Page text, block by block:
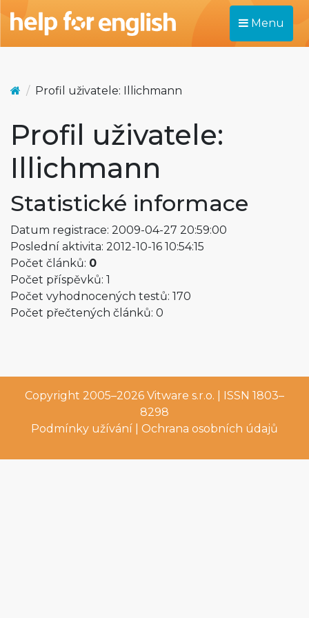
Menu
Profil uživatele: Illichmann
Profil uživatele:
Illichmann
Statistické informace
Datum registrace: 2009-04-27 20:59:00
Poslední aktivita: 2012-10-16 10:54:15
Počet článků: 0
Počet příspěvků: 1
Počet vyhodnocených testů: 170
Počet přečtených článků: 0
Copyright 2005–2026 Vitware s.r.o. | ISSN 1803–
8298
Podmínky užívání
Ochrana osobních údajů